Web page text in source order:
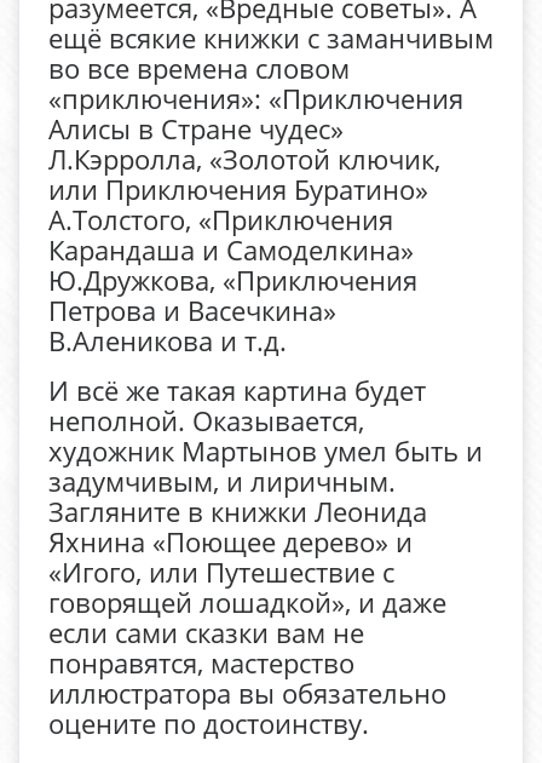
разумеется, «Вредные советы». А
ещё всякие книжки с заманчивым
во все времена словом
«приключения»: «Приключения
Алисы в Стране чудес»
Л.Кэрролла, «Золотой ключик,
или Приключения Буратино»
А.Толстого, «Приключения
Карандаша и Самоделкина»
Ю.Дружкова, «Приключения
Петрова и Васечкина»
В.Аленикова и т.д.
И всё же такая картина будет
неполной. Оказывается,
художник Мартынов умел быть и
задумчивым, и лиричным.
Загляните в книжки Леонида
Яхнина «Поющее дерево» и
«Игого, или Путешествие с
говорящей лошадкой», и даже
если сами сказки вам не
понравятся, мастерство
иллюстратора вы обязательно
оцените по достоинству.